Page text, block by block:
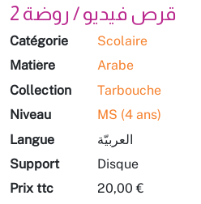
قرص فيديو / روضة 2
Catégorie
Scolaire
Matière
Arabe
Collection
Tarbouche
Niveau
MS (4 ans)
Langue
العربيّة
Support
Disque
Prix ttc
20,00 €